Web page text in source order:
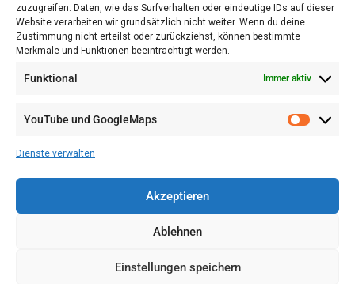
zuzugreifen. Daten, wie das Surfverhalten oder eindeutige IDs auf dieser
Website verarbeiten wir grundsätzlich nicht weiter. Wenn du deine
Zustimmung nicht erteilst oder zurückziehst, können bestimmte
Merkmale und Funktionen beeinträchtigt werden.
Funktional Immer aktiv
YouTube und GoogleMaps
Dienste verwalten
Akzeptieren
Ablehnen
Einstellungen speichern
VERWALTUNG